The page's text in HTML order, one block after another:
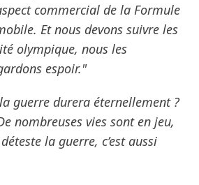
commercial de la Formule
Et nous devons suivre les
olympique, nous les
espoir."
guerre durera éternellement ?
nombreuses vies sont en jeu,
la guerre, c’est aussi